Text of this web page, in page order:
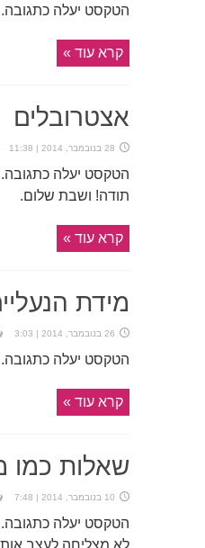
הטקסט יעלה
קרא עוד »
אצטרובלים
28 בנובמבר, 2014 | 11:38
הטקסט יעלה
תודה! ושבת שלום.
קרא עוד »
מידת
26 בנובמבר, 2014 | 3:03
הטקסט יעלה
קרא עוד »
שאלות כמו
10 בנובמבר, 2014 | 7:48
הטקסט יעלה
לא מצליחה לעצב